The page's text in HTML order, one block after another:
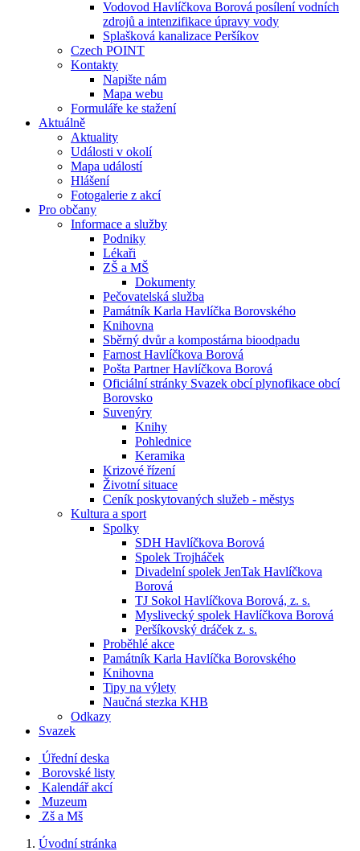
Vodovod Havlíčkova Borová posílení vodních
zdrojů a intenzifikace úpravy vody
Splašková kanalizace Peršíkov
Czech POINT
Kontakty
Napište nám
Mapa webu
Formuláře ke stažení
Aktuálně
Aktuality
Události v okolí
Mapa událostí
Hlášení
Fotogalerie z akcí
Pro občany
Informace a služby
Podniky
Lékaři
ZŠ a MŠ
Dokumenty
Pečovatelská služba
Památník Karla Havlíčka Borovského
Knihovna
Sběrný dvůr a kompostárna bioodpadu
Farnost Havlíčkova Borová
Pošta Partner Havlíčkova Borová
Oficiální stránky Svazek obcí plynofikace obcí
Borovsko
Suvenýry
Knihy
Pohlednice
Keramika
Krizové řízení
Životní situace
Ceník poskytovaných služeb - městys
Kultura a sport
Spolky
SDH Havlíčkova Borová
Spolek Trojháček
Divadelní spolek JenTak Havlíčkova
Borová
TJ Sokol Havlíčkova Borová, z. s.
Myslivecký spolek Havlíčkova Borová
Peršíkovský dráček z. s.
Proběhlé akce
Památník Karla Havlíčka Borovského
Knihovna
Tipy na výlety
Naučná stezka KHB
Odkazy
Svazek
Úřední deska
Borovské listy
Kalendář akcí
Muzeum
Zš a Mš
Úvodní stránka